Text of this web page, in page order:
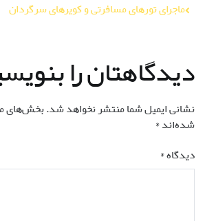
راهبری
ماجرای تورهای مسافرتی و کویرهای سرگردان
دیدگاهتان را
نشانی ایمیل شما منتشر نخواهد شد.بخش‌های
شده‌اند*
دیدگاه*